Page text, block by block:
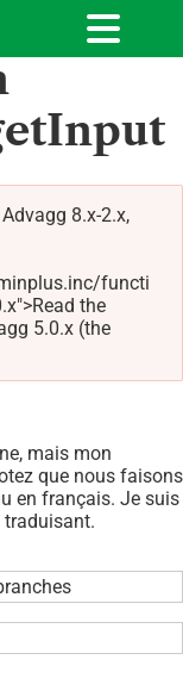
8.x-2.x,
functi
the
5.0.x (the
mais mon
que nous faisons
en français. Je suis
traduisant.